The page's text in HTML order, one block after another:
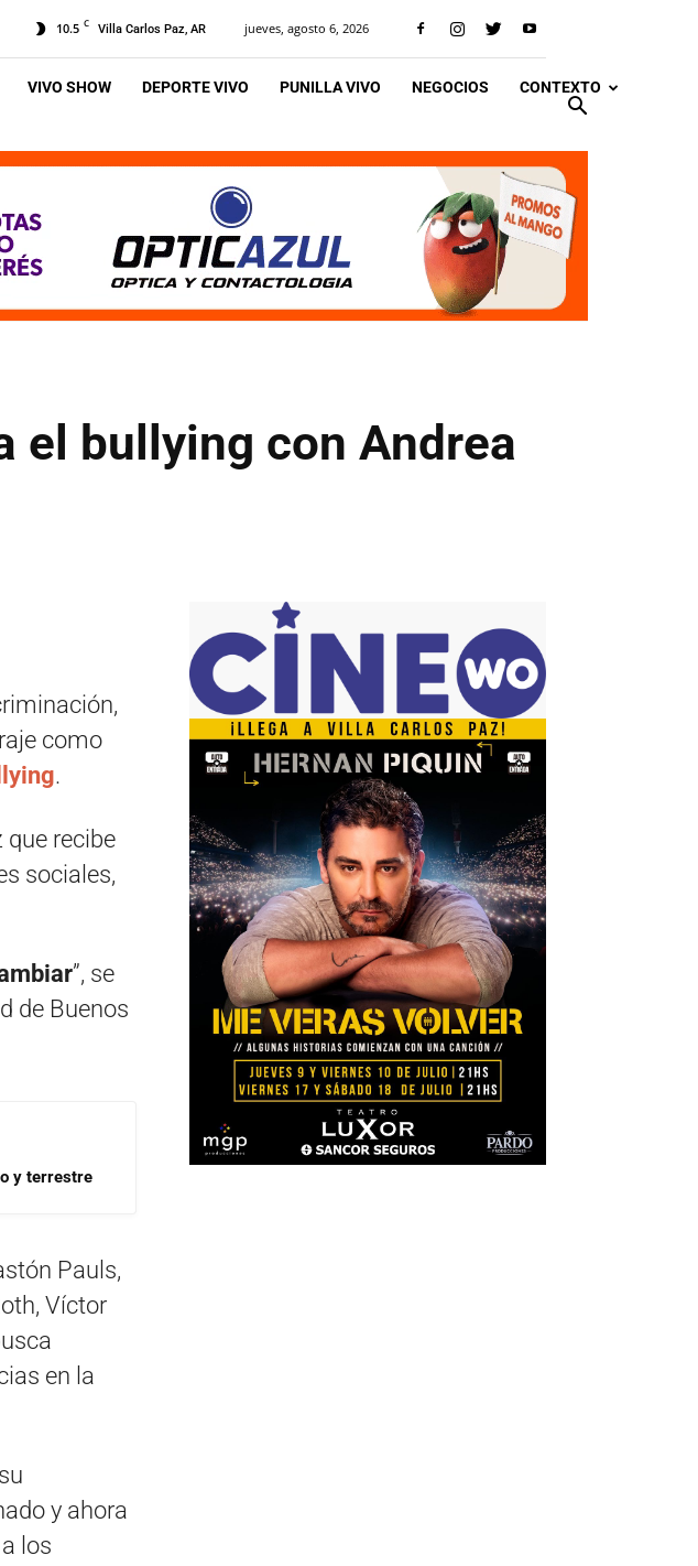
10.5 C Villa Carlos Paz, AR jueves, agosto 6, 2026
VIVO SHOW DEPORTE VIVO PUNILLA VIVO NEGOCIOS CONTEXTO
el bullying con Andrea
como
.
que recibe
sociales,
”, se
de Buenos
y terrestre
Pauls,
Víctor
en la
y ahora
los